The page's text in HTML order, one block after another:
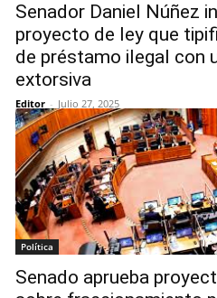
Senador Daniel Núñez
proyecto de ley que
de préstamo ilegal con
extorsiva
Editor - Julio 27, 2025
Política
Senado aprueba